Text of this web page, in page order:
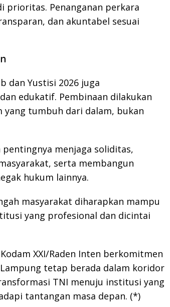
prioritas. Penanganan perkara
dan akuntabel sesuai
dan Yustisi 2026 juga
edukatif. Pembinaan dilakukan
tumbuh dari dalam, bukan
menjaga soliditas,
serta membangun
hukum lainnya.
masyarakat diharapkan mampu
yang profesional dan dicintai
XXI/Raden Inten berkomitmen
tetap berada dalam koridor
TNI menuju institusi yang
tantangan masa depan. (*)